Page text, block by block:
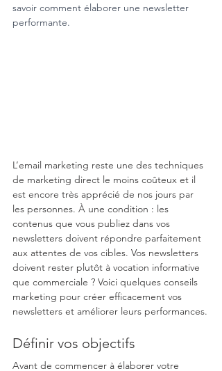
savoir comment élaborer une newsletter
performante.
L’email marketing reste une des techniques
de marketing direct le moins coûteux et il
est encore très apprécié de nos jours par
les personnes. À une condition : les
contenus que vous publiez dans vos
newsletters doivent répondre parfaitement
aux attentes de vos cibles. Vos newsletters
doivent rester plutôt à vocation informative
que commerciale ? Voici quelques conseils
marketing pour créer efficacement vos
newsletters et améliorer leurs performances.
Définir vos objectifs
Avant de commencer à élaborer votre